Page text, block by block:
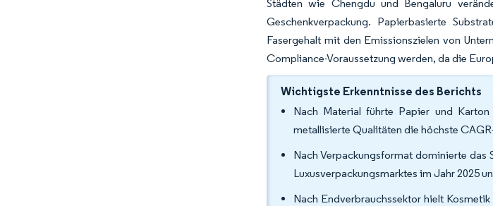
Städten wie Chengdu und Bengaluru
Geschenkverpackung. Papierbasierte
Fasergehalt mit den Emissionszielen von
Compliance-Voraussetzung werden, da die
Wichtigste Erkenntnisse des Berichts
Nach Material führte Papier und
metallisierte Qualitäten die höchste
Nach Verpackungsformat dominierte das
Luxusverpackungsmarktes im Jahr 2025
Nach Endverbrauchssektor hielt